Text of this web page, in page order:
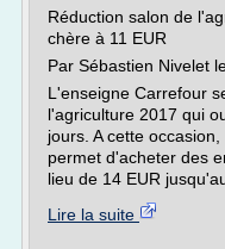
Réduction salon de
chère à 11 EUR
Par Sébastien Nivelet
L'enseigne Carrefour
l'agriculture 2017 qui
jours. A cette
permet d'acheter des
lieu de 14 EUR
Lire la suite